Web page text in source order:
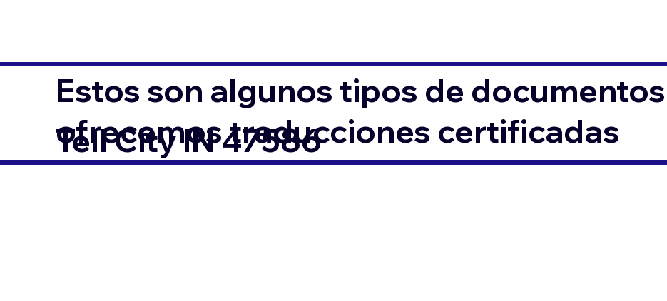
Estos son algunos tipos de
ofrecemos traducciones certificadas
Tell City IN 47586